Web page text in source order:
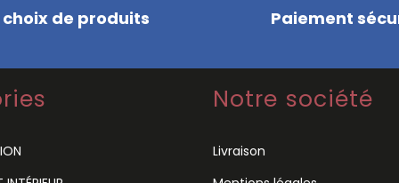
choix de produits Paiement
Notre société
Livraison